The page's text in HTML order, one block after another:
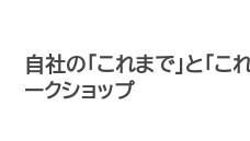
自社の「これまで」と「
ークショップ